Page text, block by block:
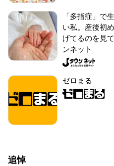
「多指症」で
い私。産後初
げてるのを見
ンネット
ゼロまる
追悼